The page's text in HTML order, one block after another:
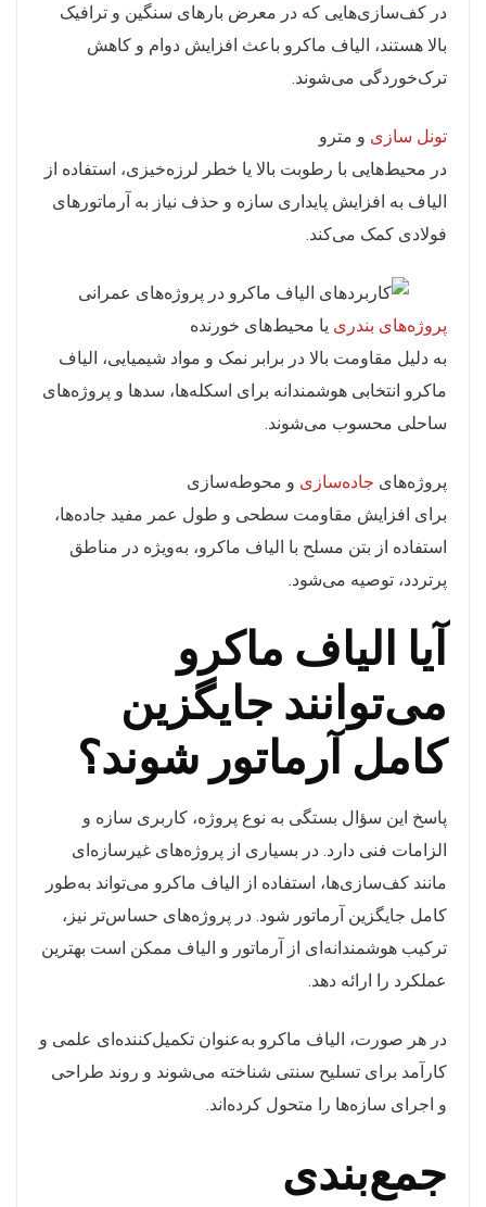
در کف‌سازی‌هایی که در معرض بارهای سنگین و ترافیک
بالا هستند، الیاف ماکرو باعث افزایش دوام و کاهش
ترک‌خوردگی می‌شوند.
تونل‌ سازی و مترو
در محیط‌هایی با رطوبت بالا یا خطر لرزه‌خیزی، استفاده از
الیاف به افزایش پایداری سازه و حذف نیاز به آرماتورهای
فولادی کمک می‌کند.
پروژه‌های بندری یا محیط‌های خورنده
به دلیل مقاومت بالا در برابر نمک و مواد شیمیایی، الیاف
ماکرو انتخابی هوشمندانه برای اسکله‌ها، سدها و پروژه‌های
ساحلی محسوب می‌شوند.
پروژه‌های جاده‌سازی و محوطه‌سازی
برای افزایش مقاومت سطحی و طول عمر مفید جاده‌ها،
استفاده از بتن مسلح با الیاف ماکرو، به‌ویژه در مناطق
پرتردد، توصیه می‌شود.
آیا الیاف ماکرو
می‌توانند جایگزین
کامل آرماتور شوند؟
پاسخ این سؤال بستگی به نوع پروژه، کاربری سازه و
الزامات فنی دارد. در بسیاری از پروژه‌های غیرسازه‌ای
مانند کف‌سازی‌ها، استفاده از الیاف ماکرو می‌تواند به‌طور
کامل جایگزین آرماتور شود. در پروژه‌های حساس‌تر نیز،
ترکیب هوشمندانه‌ای از آرماتور و الیاف ممکن است بهترین
عملکرد را ارائه دهد.
در هر صورت، الیاف ماکرو به‌عنوان تکمیل‌کننده‌ای علمی و
کارآمد برای تسلیح سنتی شناخته می‌شوند و روند طراحی
و اجرای سازه‌ها را متحول کرده‌اند.
جمع‌بندی